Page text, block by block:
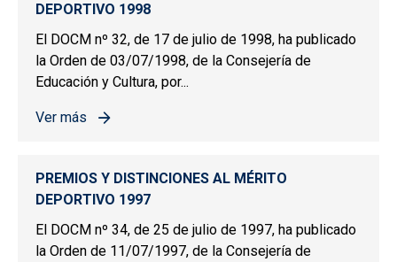
DEPORTIVO 1998
El DOCM nº 32, de 17 de julio de 1998, ha publicado
la Orden de 03/07/1998, de la Consejería de
Educación y Cultura, por...
Ver más
sobre PREMIOS Y DISTINCIONES AL MÉRITO
PREMIOS Y DISTINCIONES AL MÉRITO
DEPORTIVO 1997
El DOCM nº 34, de 25 de julio de 1997, ha publicado
la Orden de 11/07/1997, de la Consejería de